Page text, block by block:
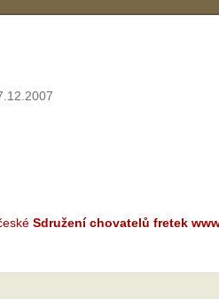
Sdružení chovatelů fretek